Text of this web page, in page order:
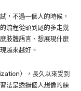
，不過一個人的時候，
流程從頭到尾的多走幾
肢體語言、想展現什麼
越來越好。
），長久以來受到
法是透過個人想像的練